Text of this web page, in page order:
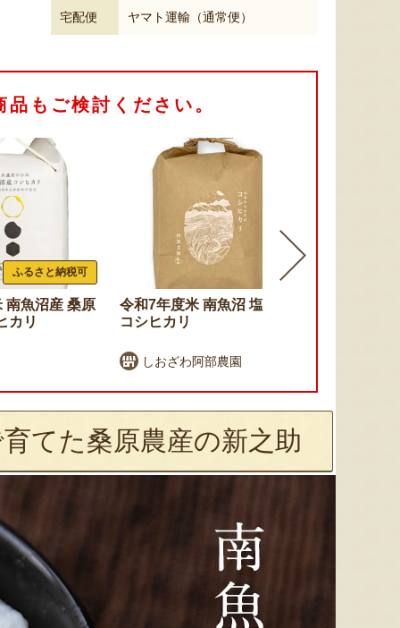
宅配便 ヤマト運輸（通常便）
もご検討ください。
ふるさと納税可
南魚沼産 桑原
カリ
令和7年度米 南魚沼 塩沢産
コシヒカリ
しおざわ阿部農園
てた桑原農産の新之助